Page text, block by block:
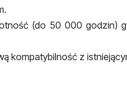
(do 50 000 godzin)
kompatybilność z